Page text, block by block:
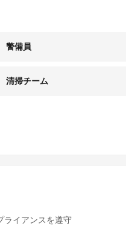
警備員
清掃チーム
ライアンスを遵守